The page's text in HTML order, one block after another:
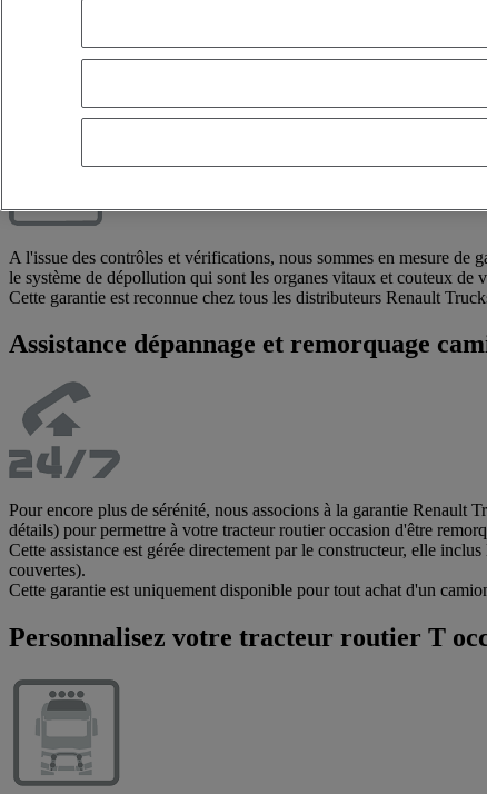
devenir propriétaire en 36, 48 ou même 60 mois.
A l'issue des contrôles et vérifications, nous sommes en mesure
le système de dépollution qui sont les organes vitaux et couteux de
Cette garantie est reconnue chez tous les distributeurs Renault
Assistance dépannage et remorquage
Pour encore plus de sérénité, nous associons à la garantie Renault
détails) pour permettre à votre tracteur routier occasion d'être
Cette assistance est gérée directement par le constructeur, elle
couvertes).
Cette garantie est uniquement disponible pour tout achat d'un
Personnalisez votre tracteur routier T